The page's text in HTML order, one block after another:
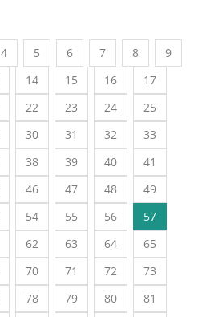
4 5 6 7 8
9
14 15 16
17
22 23 24
25
30 31 32
33
38 39 40
41
46 47 48
49
54 55 56
57
62 63 64
65
70 71 72
73
78 79 80
81